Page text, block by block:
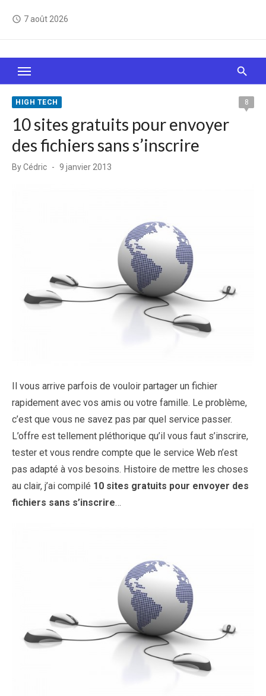
access_time 7 août 2026
Le Web, c'est comme une boîte de chocolats… On
sait jamais sur quoi on va tomber !
HIGH TECH 8
10 sites gratuits pour envoyer
des fichiers sans s’inscrire
ByCédric
Posted
9 janvier 2013
Il vous arrive parfois de vouloir partager un fichier
rapidement avec vos amis ou votre famille. Le problème,
c’est que vous ne savez pas par quel service passer.
L’offre est tellement pléthorique qu’il vous faut s’inscrire,
tester et vous rendre compte que le service Web n’est
pas adapté à vos besoins. Histoire de mettre les choses
au clair, j’ai compilé 10 sites gratuits pour envoyer des
fichiers sans s’inscrire…